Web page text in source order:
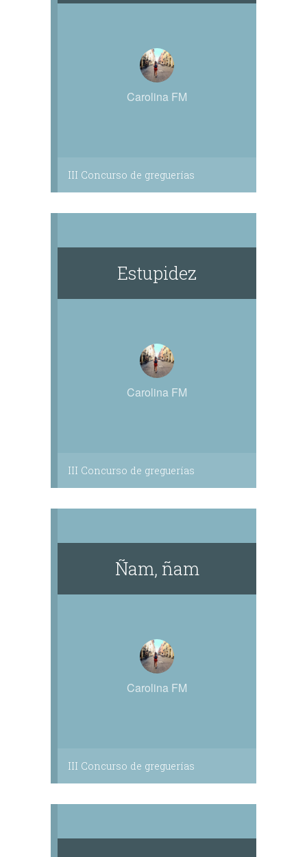
Carolina FM
III Concurso de greguerías
Estupidez
Carolina FM
III Concurso de greguerías
Ñam, ñam
Carolina FM
III Concurso de greguerías